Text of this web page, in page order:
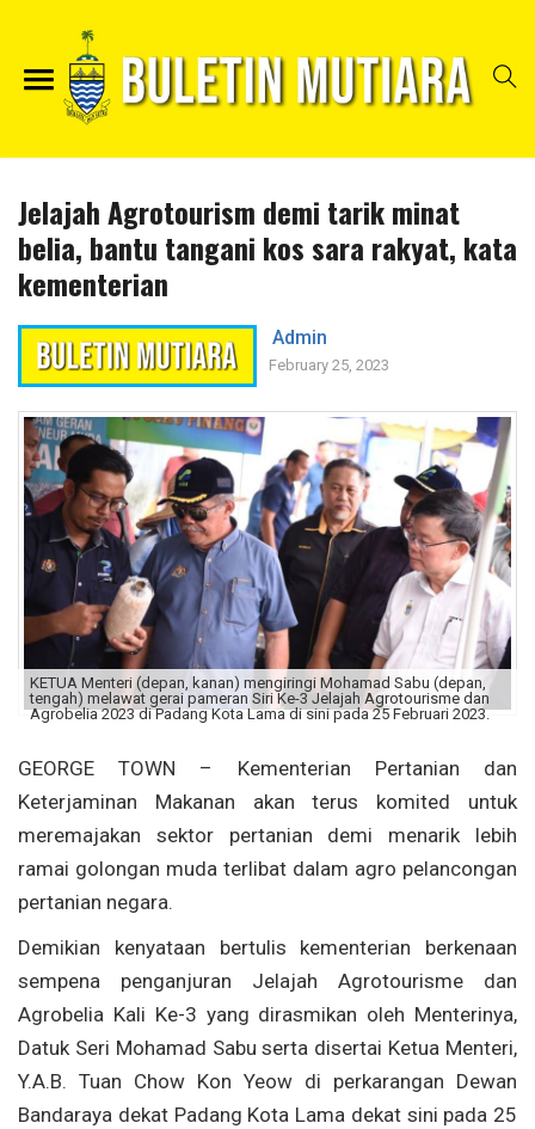
Jelajah Agrotourism demi tarik minat
belia, bantu tangani kos sara rakyat, kata
kementerian
Admin
February 25, 2023
KETUA Menteri (depan, kanan) mengiringi Mohamad Sabu (depan,
tengah) melawat gerai pameran Siri Ke-3 Jelajah Agrotourisme dan
Agrobelia 2023 di Padang Kota Lama di sini pada 25 Februari 2023.
GEORGE TOWN – Kementerian Pertanian dan
Keterjaminan Makanan akan terus komited untuk
meremajakan sektor pertanian demi menarik lebih
ramai golongan muda terlibat dalam agro pelancongan
pertanian negara.
Demikian kenyataan bertulis kementerian berkenaan
sempena penganjuran Jelajah Agrotourisme dan
Agrobelia Kali Ke-3 yang dirasmikan oleh Menterinya,
Datuk Seri Mohamad Sabu serta disertai Ketua Menteri,
Y.A.B. Tuan Chow Kon Yeow di perkarangan Dewan
Bandaraya dekat Padang Kota Lama dekat sini pada 25